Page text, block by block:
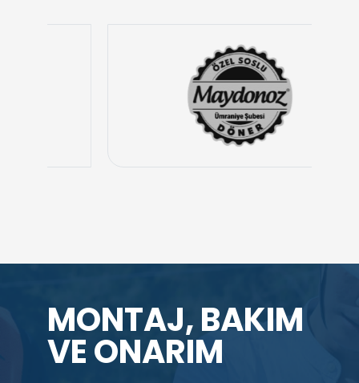
MONTAJ, BAKIM
VE ONARIM